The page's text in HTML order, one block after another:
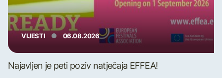
VIJESTI 06.08.2026
Najavljen je peti poziv natječaja EFFEA!